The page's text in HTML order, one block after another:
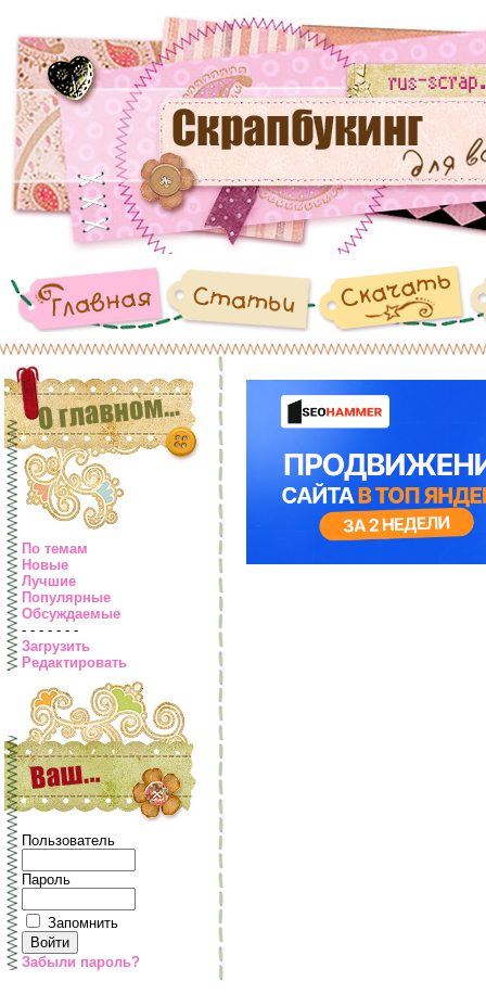
По темам
Новые
Лучшие
Популярные
Обсуждаемые
- - - - - - -
Загрузить
Редактировать
Пользователь
Пароль
Запомнить
Забыли пароль?